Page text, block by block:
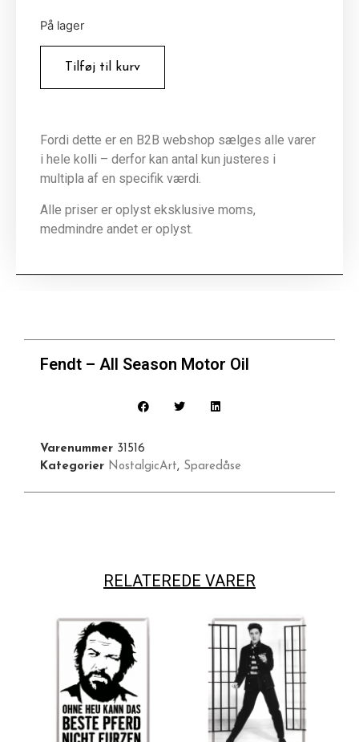
På lager
Tilføj til kurv
Fordi dette er en B2B webshop sælges alle varer
i hele kolli – derfor kan antal kun justeres i
multipla af en specifik værdi.
Alle priser er oplyst eksklusive moms,
medmindre andet er oplyst.
Fendt – All Season Motor Oil
Varenummer 31516
Kategorier NostalgicArt, Sparedåse
RELATEREDE VARER